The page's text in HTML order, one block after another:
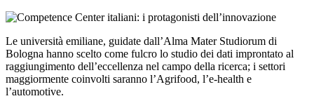
Le università emiliane, guidate dall’Alma Mater Studiorum di
Bologna hanno scelto come fulcro lo studio dei dati improntato al
raggiungimento dell’eccellenza nel campo della ricerca; i settori
maggiormente coinvolti saranno l’Agrifood, l’e-health e
l’automotive.